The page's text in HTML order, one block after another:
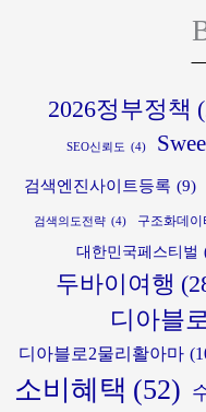
2026정부정책
SEO신뢰도 (4)
검색엔진사이트등록 (9)
검색의도전략 (4) 구조화데이
대한민국페스티벌
두바이여행
디아블
디아블로2물리활아마
소비혜택 (52)